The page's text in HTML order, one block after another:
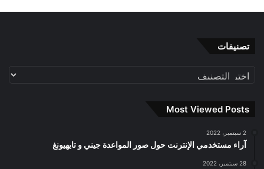
تصنيفات
تصنيفات
Most Viewed Posts
2 سبتمبر، 2022
آراء مستخدمي الإنترنت حول صور المواعدة جيني و تايهيونغ
28 سبتمبر، 2022